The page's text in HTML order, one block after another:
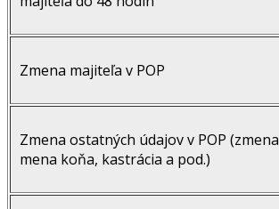
Zmena majiteľa v POP
Zmena ostatných údajov v POP (zmena
mena koňa, kastrácia a pod.)